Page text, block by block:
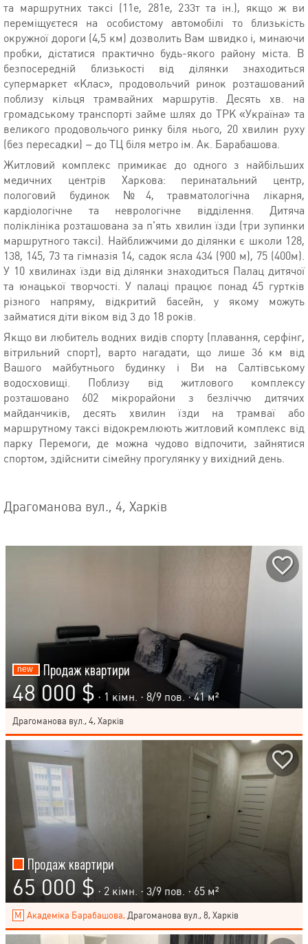
та маршрутних таксі (11e, 281e, 233т та ін.), якщо ж ви
переміщуєтеся на особистому автомобілі то близькість
окружної дороги (4,5 км) дозволить Вам швидко і, минаючи
пробки, дістатися практично будь-якого району міста. В
безпосередній близькості від ділянки знаходиться
супермаркет «Клас», продовольчий ринок розташований
поблизу кільця трамвайних маршрутів. Десять хв. на
громадському транспорті займе шлях до ТРК «Україна» та
великого продовольчого ринку біля нього, 20 хвилин руху
(без пересадки) – до ТЦ біля метро ім. Ак. Барабашова.
Житловий комплекс примикає до одного з найбільших
медичних центрів Харкова: перинатальний центр,
пологовий будинок №4, травматологічна лікарня,
кардіологічне та неврологічне відділення. Дитяча
поліклініка розташована за п'ять хвилин їзди (три зупинки
маршрутного таксі). Найближчими до ділянки є школи 128,
138, 145, 73 та гімназія 14, садок ясла 434 (900 м), 75 (400м).
У 10 хвилинах їзди від ділянки знаходиться Палац дитячої
та юнацької творчості. У палаці працює понад 45 гуртків
різного напряму, відкритий басейн, у якому можуть
займатися діти віком від 3 до 18 років.
Якщо ви любитель водних видів спорту (плавання, серфінг,
вітрильний спорт), варто нагадати, що лише 36 км від
Вашого майбутнього будинку і Ви на Салтівському
водосховищі. Поблизу від житлового комплексу
розташовано 602 мікрорайони з безліччю дитячих
майданчиків, десять хвилин їзди на трамваї або
маршрутному таксі відокремлюють житловий комплекс від
парку Перемоги, де можна чудово відпочити, зайнятися
спортом, здійснити сімейну прогулянку у вихідний день.
Драгоманова вул., 4, Харків
Продаж квартири
48 000 $ · 1 кімн. · 8/9 пов. · 41 м²
Драгоманова вул., 4, Харків
Продаж квартири
65 000 $ · 2 кімн. · 3/9 пов. · 65 м²
Академіка Барабашова, Драгоманова вул., 8, Харків